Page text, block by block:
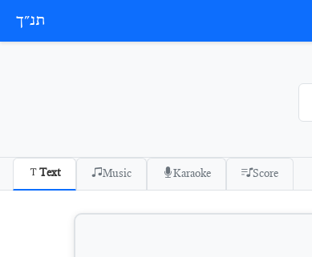
תנ״ך
Text Music Karaoke Score